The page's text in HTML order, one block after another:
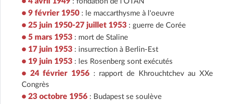
• 9 février 1950 : le maccarthysme à l'oeuvre
• 25 juin 1950-27 juillet 1953 : guerre de Corée
• 5 mars 1953 : mort de Staline
• 17 juin 1953 : insurrection à Berlin-Est
• 19 juin 1953 : les Rosenberg sont exécutés
• 24 février 1956 : rapport de Khrouchtchev au XXe
Congrès
• 23 octobre 1956 : Budapest se soulève